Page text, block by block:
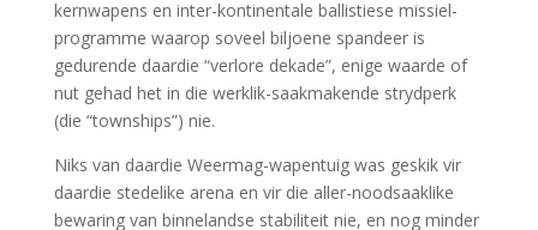
kernwapens en inter-kontinentale ballistiese missiel-
programme waarop soveel biljoene spandeer is
gedurende daardie “verlore dekade”, enige waarde of
nut gehad het in die werklik-saakmakende strydperk
(die “townships”) nie.
Niks van daardie Weermag-wapentuig was geskik vir
daardie stedelike arena en vir die aller-noodsaaklike
bewaring van binnelandse stabiliteit nie, en nog minder